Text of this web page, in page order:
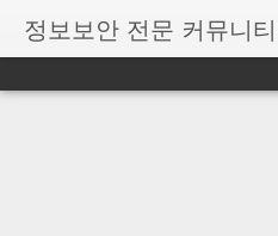
정보보안 전문 커뮤니